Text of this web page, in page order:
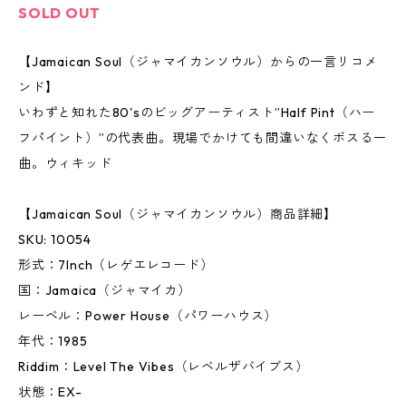
SOLD OUT
【Jamaican Soul（ジャマイカンソウル）からの一言リコメ
ンド】
いわずと知れた80'sのビッグアーティスト”Half Pint（ハー
フパイント）”の代表曲。現場でかけても間違いなくボスる一
曲。ウィキッド
【Jamaican Soul（ジャマイカンソウル）商品詳細】
SKU: 10054
形式：7Inch（レゲエレコード）
国：Jamaica（ジャマイカ）
レーベル：Power House（パワーハウス）
年代：1985
Riddim：Level The Vibes（レベルザバイブス）
状態：EX-